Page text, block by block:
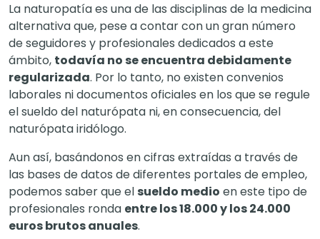
La naturopatía es una de las disciplinas de la medicina
alternativa que, pese a contar con un gran número
de seguidores y profesionales dedicados a este
ámbito, todavía no se encuentra debidamente
regularizada. Por lo tanto, no existen convenios
laborales ni documentos oficiales en los que se regule
el sueldo del naturópata ni, en consecuencia, del
naturópata iridólogo.
Aun así, basándonos en cifras extraídas a través de
las bases de datos de diferentes portales de empleo,
podemos saber que el sueldo medio en este tipo de
profesionales ronda entre los 18.000 y los 24.000
euros brutos anuales.